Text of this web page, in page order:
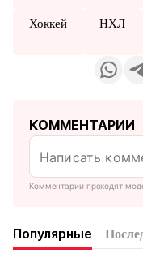
Хоккей НХЛ
КОММЕНТАРИИ
Комментарии проходят
Популярные